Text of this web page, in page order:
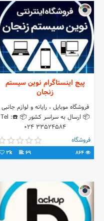
پیج اینستاگرام نوین سیستم
زنجان
فروشگاه موبایل ، رایانه و لوازم جانبی
📦 ارسال به سراسر کشور 📦 ☎️Tel :
024 33524584
فروشگاه
69
3k